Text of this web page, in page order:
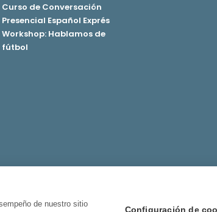
Curso de Conversación
Presencial Español Exprés
Workshop: Hablamos de
fútbol
de nuestro sitio
Configuración de